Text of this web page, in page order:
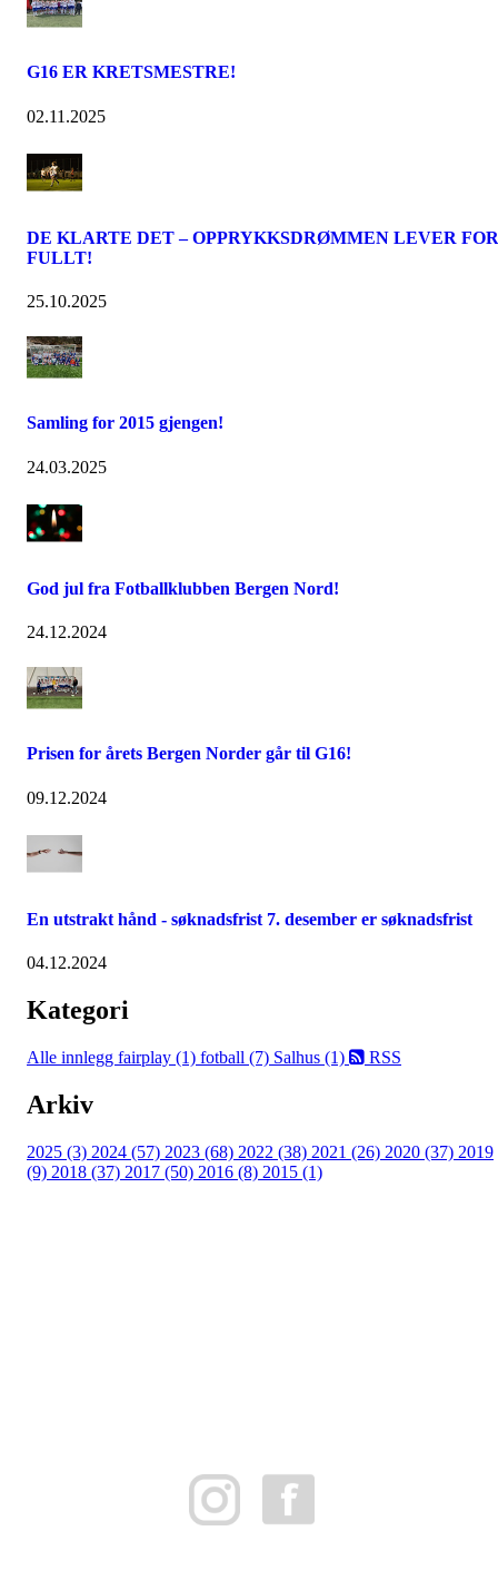
G16 ER KRETSMESTRE!
02.11.2025
DE KLARTE DET – OPPRYKKSDRØMMEN LEVER FOR
FULLT!
25.10.2025
Samling for 2015 gjengen!
24.03.2025
God jul fra Fotballklubben Bergen Nord!
24.12.2024
Prisen for årets Bergen Norder går til G16!
09.12.2024
En utstrakt hånd - søknadsfrist 7. desember er søknadsfrist
04.12.2024
Kategori
Alle innlegg fairplay (1) fotball (7) Salhus (1) RSS
Arkiv
2025 (3) 2024 (57) 2023 (68) 2022 (38) 2021 (26) 2020 (37) 2019
(9) 2018 (37) 2017 (50) 2016 (8) 2015 (1)